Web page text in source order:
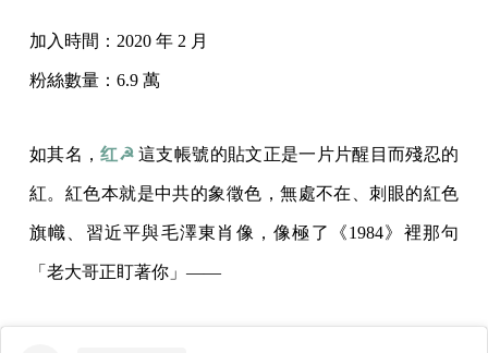
加入時間：2020 年 2 月
粉絲數量：6.9 萬
如其名，红☭ 這支帳號的貼文正是一片片醒目而殘忍的
紅。紅色本就是中共的象徵色，無處不在、刺眼的紅色
旗幟、習近平與毛澤東肖像，像極了《1984》裡那句
「老大哥正盯著你」——